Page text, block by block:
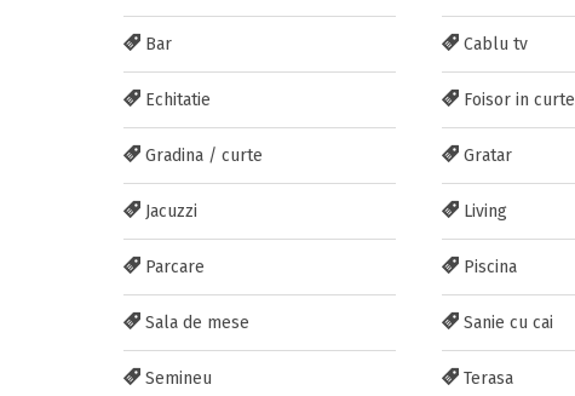
Bar Cablu tv
Echitatie Foisor in curte
Gradina / curte Gratar
Jacuzzi Living
Parcare Piscina
Sala de mese Sanie cu cai
Semineu Terasa
Trimite solicitarea